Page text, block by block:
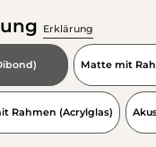
Erklärung
Matte mit
Rahmen (Acrylglas)